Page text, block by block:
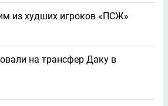
из худших игроков «ПСЖ»
на трансфер Даку в